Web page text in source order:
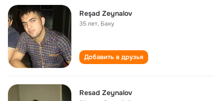
Reşad Zeynalov
35 лет, Баку
Добавить в друзья
Resad Zeynalov